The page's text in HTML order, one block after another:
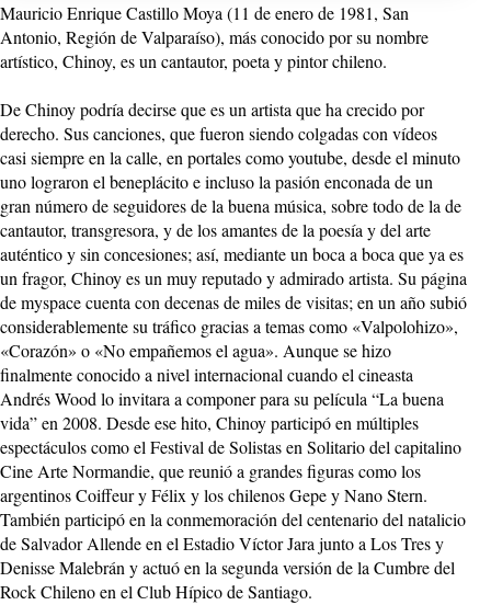
Mauricio Enrique Castillo Moya (11 de enero de 1981, San
Antonio, Región de Valparaíso), más conocido por su nombre
artístico, Chinoy, es un cantautor, poeta y pintor chileno.
De Chinoy podría decirse que es un artista que ha crecido por
derecho. Sus canciones, que fueron siendo colgadas con vídeos
casi siempre en la calle, en portales como youtube, desde el minuto
uno lograron el beneplácito e incluso la pasión enconada de un
gran número de seguidores de la buena música, sobre todo de la de
cantautor, transgresora, y de los amantes de la poesía y del arte
auténtico y sin concesiones; así, mediante un boca a boca que ya es
un fragor, Chinoy es un muy reputado y admirado artista. Su página
de myspace cuenta con decenas de miles de visitas; en un año subió
considerablemente su tráfico gracias a temas como «Valpolohizo»,
«Corazón» o «No empañemos el agua». Aunque se hizo
finalmente conocido a nivel internacional cuando el cineasta
Andrés Wood lo invitara a componer para su película “La buena
vida” en 2008. Desde ese hito, Chinoy participó en múltiples
espectáculos como el Festival de Solistas en Solitario del capitalino
Cine Arte Normandie, que reunió a grandes figuras como los
argentinos Coiffeur y Félix y los chilenos Gepe y Nano Stern.
También participó en la conmemoración del centenario del natalicio
de Salvador Allende en el Estadio Víctor Jara junto a Los Tres y
Denisse Malebrán y actuó en la segunda versión de la Cumbre del
Rock Chileno en el Club Hípico de Santiago.